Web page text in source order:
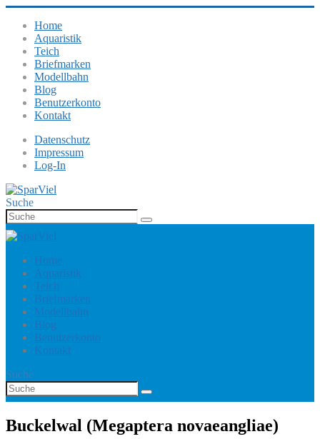
Home
Aquaristik
Teich
Briefmarken
Modellbahn
Blog
Benutzerkonto
Kontakt
Datenschutz
Impressum
Log-In
Suche
Home
Aquaristik
Teich
Briefmarken
Modellbahn
Blog
Benutzerkonto
Kontakt
Suche
Buckelwal (Megaptera novaeangliae)